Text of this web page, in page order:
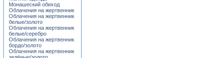
Монашеский обиход
Облачения на жертвенник
Облачения на жертвенник
белые/золото
Облачения на жертвенник
белые/серебро
Облачения на жертвенник
бордо/золото
Облачения на жертвенник